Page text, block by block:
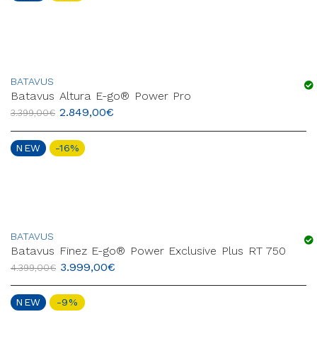
BATAVUS
Batavus Altura E-go® Power Pro
3.399,00€ 2.849,00€
NEW -16%
BATAVUS
Batavus Finez E-go® Power Exclusive Plus RT 750
4.399,00€ 3.999,00€
NEW -9%